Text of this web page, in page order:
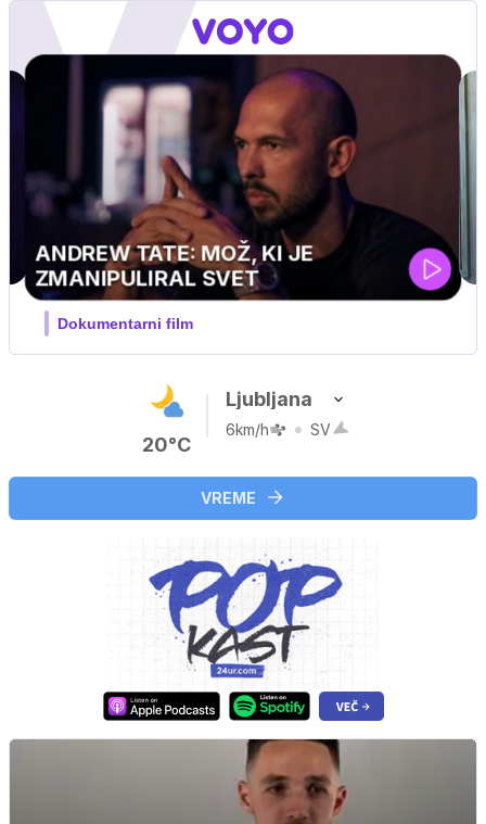
MOJ PRIJATELJ PINGVIN
Film meseca / družinski, pustolovski
20°C
Ljubljana
6km/h SV
VREME